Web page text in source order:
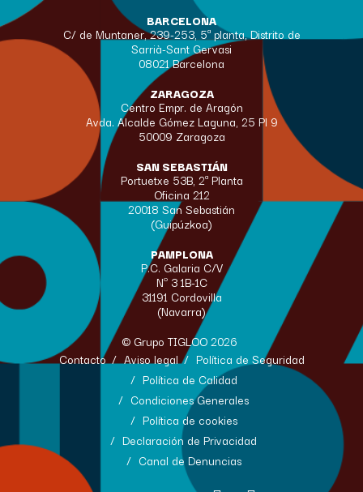
BARCELONA
C/ de Muntaner, 239-253, 5ª planta, Distrito de
Sarrià-Sant Gervasi
08021 Barcelona
ZARAGOZA
Centro Empr. de Aragón
Avda. Alcalde Gómez Laguna, 25 Pl 9
50009 Zaragoza
SAN SEBASTIÁN
Portuetxe 53B, 2ª Planta
Oficina 212
20018 San Sebastián
(Guipúzkoa)
PAMPLONA
P.C. Galaria C/V
Nº 3 1B-1C
31191 Cordovilla
(Navarra)
© Grupo TIGLOO 2026
Contacto
Aviso legal
Política de Seguridad
Política de Calidad
Condiciones Generales
Política de cookies
Declaración de Privacidad
Canal de Denuncias